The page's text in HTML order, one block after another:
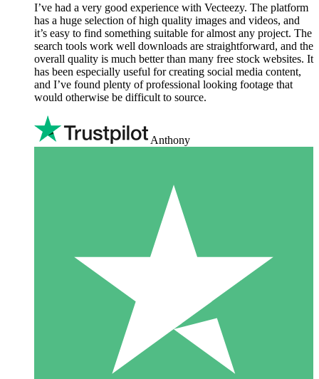
I’ve had a very good experience with Vecteezy. The platform
has a huge selection of high quality images and videos, and
it’s easy to find something suitable for almost any project. The
search tools work well downloads are straightforward, and the
overall quality is much better than many free stock websites. It
has been especially useful for creating social media content,
and I’ve found plenty of professional looking footage that
would otherwise be difficult to source.
Anthony